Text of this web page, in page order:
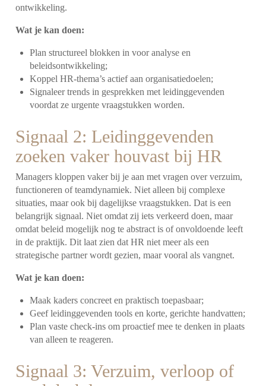
ontwikkeling.
Wat je kan doen:
Plan structureel blokken in voor analyse en
beleidsontwikkeling;
Koppel HR-thema’s actief aan organisatiedoelen;
Signaleer trends in gesprekken met leidinggevenden
voordat ze urgente vraagstukken worden.
Signaal 2: Leidinggevenden
zoeken vaker houvast bij HR
Managers kloppen vaker bij je aan met vragen over verzuim,
functioneren of teamdynamiek. Niet alleen bij complexe
situaties, maar ook bij dagelijkse vraagstukken. Dat is een
belangrijk signaal. Niet omdat zij iets verkeerd doen, maar
omdat beleid mogelijk nog te abstract is of onvoldoende leeft
in de praktijk. Dit laat zien dat HR niet meer als een
strategische partner wordt gezien, maar vooral als vangnet.
Wat je kan doen:
Maak kaders concreet en praktisch toepasbaar;
Geef leidinggevenden tools en korte, gerichte handvatten;
Plan vaste check-ins om proactief mee te denken in plaats
van alleen te reageren.
Signaal 3: Verzuim, verloop of